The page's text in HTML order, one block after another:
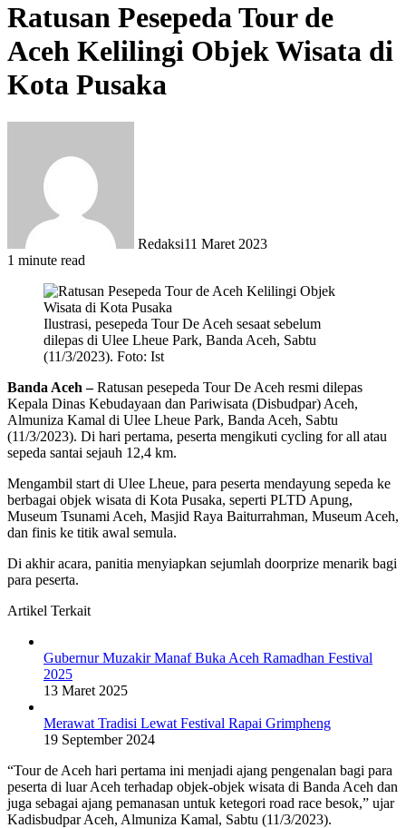
Ratusan Pesepeda Tour de
Aceh Kelilingi Objek Wisata di
Kota Pusaka
Redaksi11 Maret 2023
1 minute read
Ilustrasi, pesepeda Tour De Aceh sesaat sebelum
dilepas di Ulee Lheue Park, Banda Aceh, Sabtu
(11/3/2023). Foto: Ist
Banda Aceh –Ratusan pesepeda Tour De Aceh resmi dilepas
Kepala Dinas Kebudayaan dan Pariwisata (Disbudpar) Aceh,
Almuniza Kamal di Ulee Lheue Park, Banda Aceh, Sabtu
(11/3/2023). Di hari pertama, peserta mengikuti cycling for all atau
sepeda santai sejauh 12,4 km.
Mengambil start di Ulee Lheue, para peserta mendayung sepeda ke
berbagai objek wisata di Kota Pusaka, seperti PLTD Apung,
Museum Tsunami Aceh, Masjid Raya Baiturrahman, Museum Aceh,
dan finis ke titik awal semula.
Di akhir acara, panitia menyiapkan sejumlah doorprize menarik bagi
para peserta.
Artikel Terkait
Gubernur Muzakir Manaf Buka Aceh Ramadhan Festival
2025
13 Maret 2025
Merawat Tradisi Lewat Festival Rapai Grimpheng
19 September 2024
“Tour de Aceh hari pertama ini menjadi ajang pengenalan bagi para
peserta di luar Aceh terhadap objek-objek wisata di Banda Aceh dan
juga sebagai ajang pemanasan untuk ketegori road race besok,” ujar
Kadisbudpar Aceh, Almuniza Kamal, Sabtu (11/3/2023).